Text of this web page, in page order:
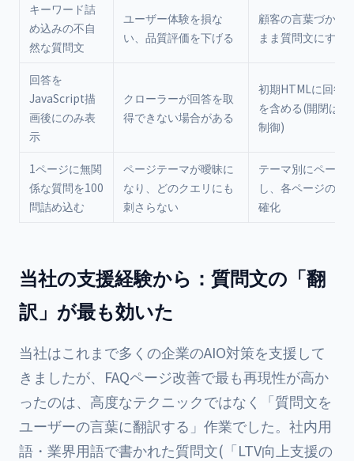
キーワード詰
め込みの不自
然な質問文
ユーザー体験を損な
い、品質評価を下げる
顧客の言葉づかい
まま質問文にする
回答を
JavaScript描
画後にのみ表
示
クローラーが回答を取
得できない場合がある
初期HTMLに回答
を含める(開閉は
制御)
1ページに無関
係な質問を100
問詰め込む
ページテーマが曖昧に
なり、どのクエリにも
刺さらない
テーマ別にページ
し、各ページの主
確化
当社の支援経験から：質問文の「翻
訳」が最も効いた
当社はこれまで多くの企業のAIO対策を支援して
きましたが、FAQページ改善で最も再現性が高か
ったのは、高度なテクニックではなく「質問文を
ユーザーの言葉に翻訳する」作業でした。社内用
語・業界用語で書かれた質問文(「LTV向上支援の